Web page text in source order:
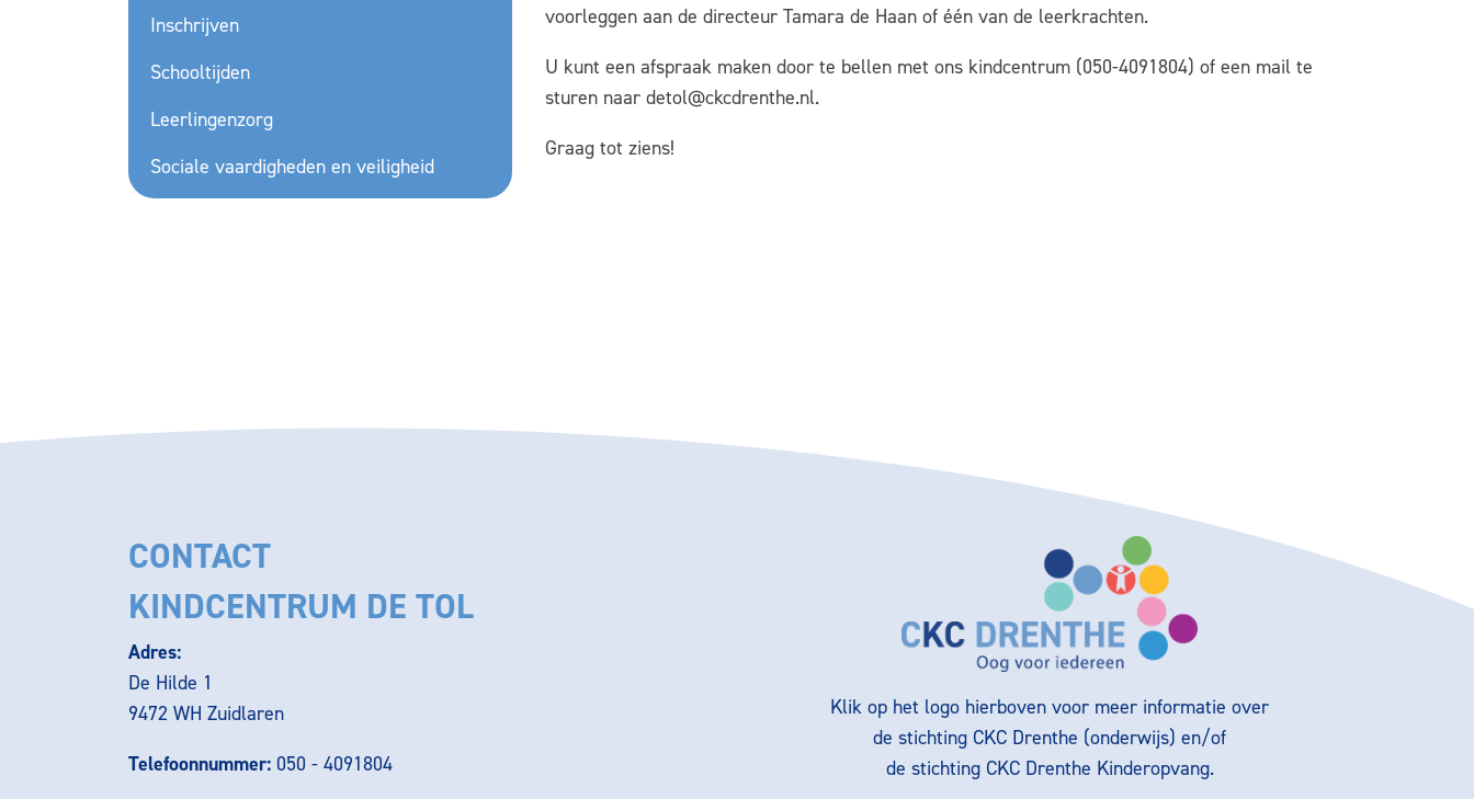
Inschrijven
Schooltijden
Leerlingenzorg
Sociale vaardigheden en veiligheid
voorleggen aan de directeur Tamara de Haan of één van de leerkrachten.
U kunt een afspraak maken door te bellen met ons kindcentrum (050-4091804) of een mail te
sturen naar detol@ckcdrenthe.nl.
Graag tot ziens!
CONTACT
KINDCENTRUM DE TOL
Adres:
De Hilde 1
9472 WH Zuidlaren
Telefoonnummer: 050 - 4091804
Klik op het logo hierboven voor meer informatie over
de stichting CKC Drenthe (onderwijs) en/of
de stichting CKC Drenthe Kinderopvang.